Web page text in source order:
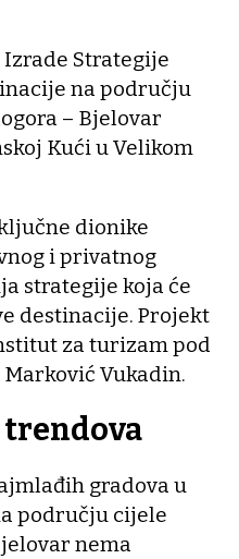
Strategije
na području
– Bjelovar
Kući u Velikom
dionike
i privatnog
strategije koja će
destinacije. Projekt
za turizam pod
Vukadin.
gradova u
području cijele
nema